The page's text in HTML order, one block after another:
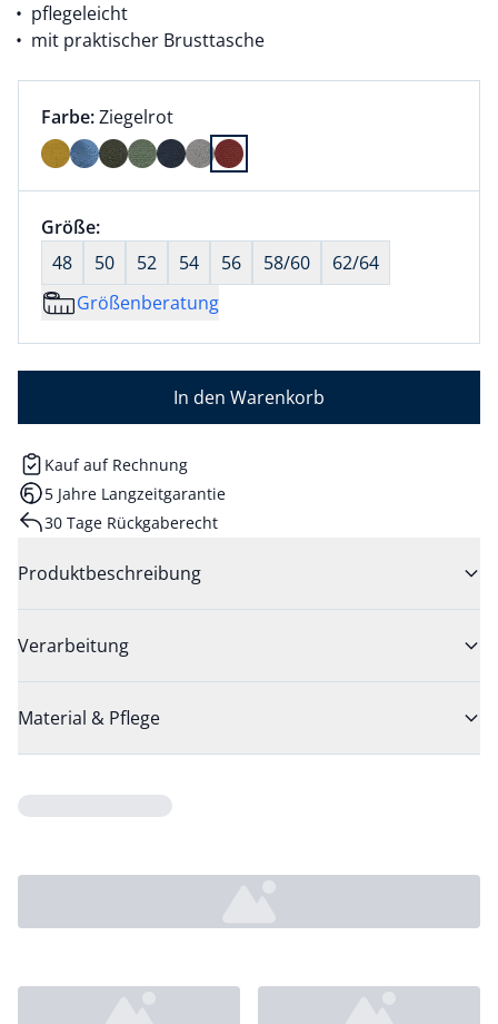
pflegeleicht
mit praktischer Brusttasche
Farbauswahl:
Farbe:aktuell ausgewählt:
Ziegelrot
Farbe Ziegelrot ausgewählt
Größenauswahl:
Größe:nichts ausgewählt
48
50 52 54 56 58/60
62/64
Größenberatung
In den Warenkorb
Kauf auf Rechnung
5 Jahre Langzeitgarantie
30 Tage Rückgaberecht
Produktbeschreibung
Verarbeitung
Material & Pflege